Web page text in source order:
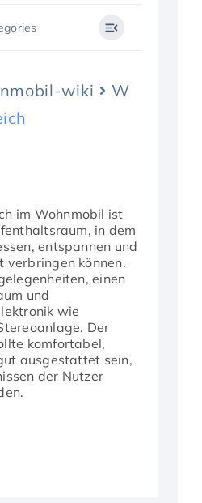
wiki
W
im Wohnmobil ist
in dem
entspannen und
verbringen können.
einen
und
wie
Der
komfortabel,
ausgestattet sein,
der Nutzer